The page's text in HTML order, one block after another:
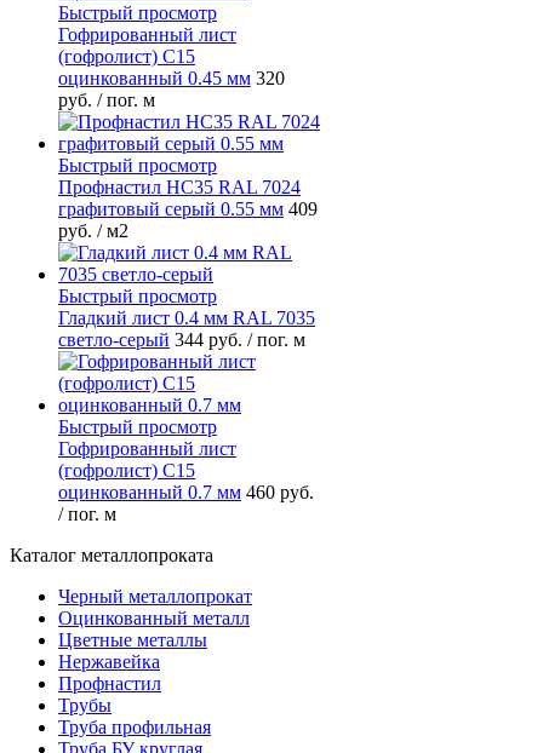
Быстрый просмотр
Гофрированный лист
(гофролист) С15
оцинкованный 0.45 мм 320
руб. / пог. м
Быстрый просмотр
Профнастил НС35 RAL 7024
графитовый серый 0.55 мм 409
руб. / м2
Быстрый просмотр
Гладкий лист 0.4 мм RAL 7035
светло-серый 344 руб. / пог. м
Быстрый просмотр
Гофрированный лист
(гофролист) С15
оцинкованный 0.7 мм 460 руб.
/ пог. м
Каталог металлопроката
Черный металлопрокат
Оцинкованный металл
Цветные металлы
Нержавейка
Профнастил
Трубы
Труба профильная
Труба БУ круглая